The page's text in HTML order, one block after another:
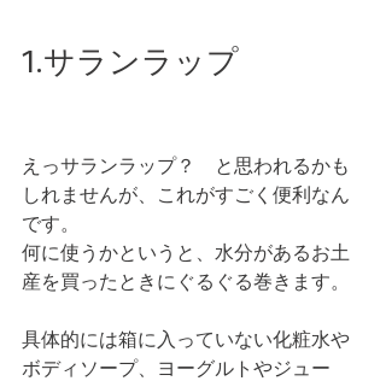
1.サランラップ
えっサランラップ？　と思われるかも
しれませんが、これがすごく便利なん
です。
何に使うかというと、水分があるお土
産を買ったときにぐるぐる巻きます。
具体的には箱に入っていない化粧水や
ボディソープ、ヨーグルトやジュー